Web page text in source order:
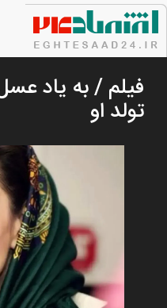
فیلم / به یاد
تولد او